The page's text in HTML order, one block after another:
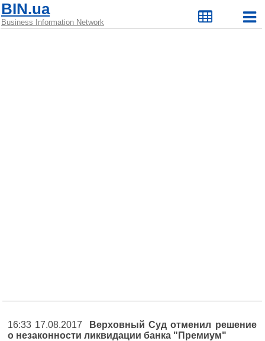
BIN.ua
Business Information Network
16:33 17.08.2017
Верховный Суд отменил решение
о незаконности ликвидации банка "Премиум"